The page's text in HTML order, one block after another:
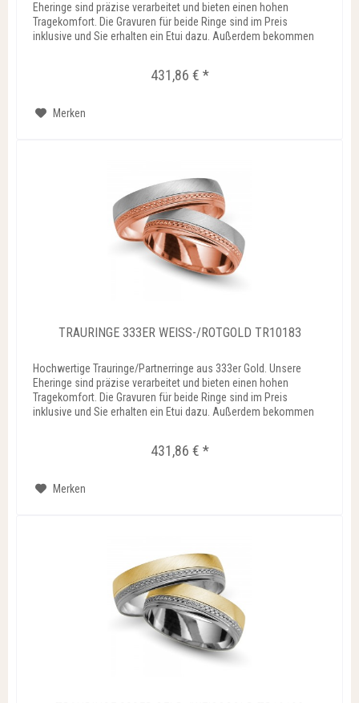
Eheringe sind präzise verarbeitet und bieten einen hohen
Tragekomfort. Die Gravuren für beide Ringe sind im Preis
inklusive und Sie erhalten ein Etui dazu. Außerdem bekommen
431,86 € *
Merken
TRAURINGE 333ER WEISS-/ROTGOLD TR10183
Hochwertige Trauringe/Partnerringe aus 333er Gold. Unsere
Eheringe sind präzise verarbeitet und bieten einen hohen
Tragekomfort. Die Gravuren für beide Ringe sind im Preis
inklusive und Sie erhalten ein Etui dazu. Außerdem bekommen
431,86 € *
Merken